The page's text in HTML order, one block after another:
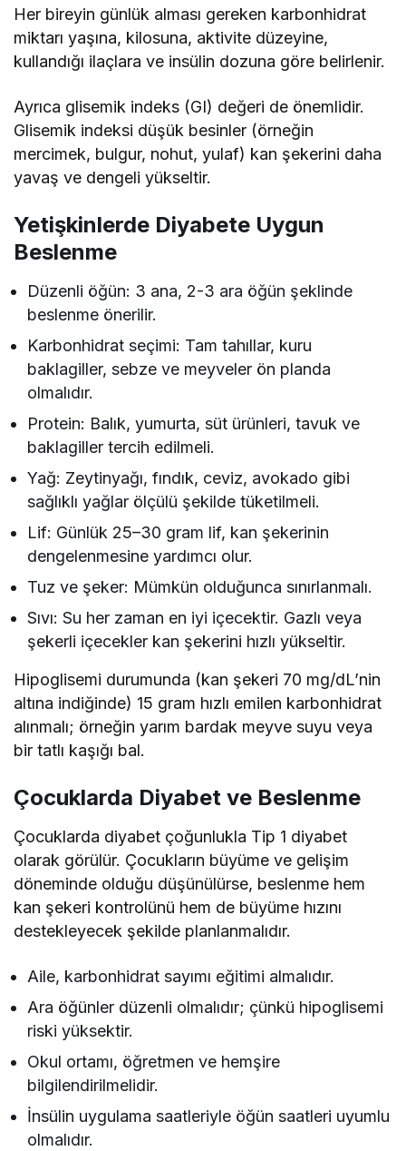
Her bireyin günlük alması gereken karbonhidrat
miktarı yaşına, kilosuna, aktivite düzeyine,
kullandığı ilaçlara ve insülin dozuna göre belirlenir.
Ayrıca glisemik indeks (GI) değeri de önemlidir.
Glisemik indeksi düşük besinler (örneğin
mercimek, bulgur, nohut, yulaf) kan şekerini daha
yavaş ve dengeli yükseltir.
Yetişkinlerde Diyabete Uygun
Beslenme
Düzenli öğün: 3 ana, 2-3 ara öğün şeklinde
beslenme önerilir.
Karbonhidrat seçimi: Tam tahıllar, kuru
baklagiller, sebze ve meyveler ön planda
olmalıdır.
Protein: Balık, yumurta, süt ürünleri, tavuk ve
baklagiller tercih edilmeli.
Yağ: Zeytinyağı, fındık, ceviz, avokado gibi
sağlıklı yağlar ölçülü şekilde tüketilmeli.
Lif: Günlük 25–30 gram lif, kan şekerinin
dengelenmesine yardımcı olur.
Tuz ve şeker: Mümkün olduğunca sınırlanmalı.
Sıvı: Su her zaman en iyi içecektir. Gazlı veya
şekerli içecekler kan şekerini hızlı yükseltir.
Hipoglisemi durumunda (kan şekeri 70 mg/dL’nin
altına indiğinde) 15 gram hızlı emilen karbonhidrat
alınmalı; örneğin yarım bardak meyve suyu veya
bir tatlı kaşığı bal.
Çocuklarda Diyabet ve Beslenme
Çocuklarda diyabet çoğunlukla Tip 1 diyabet
olarak görülür. Çocukların büyüme ve gelişim
döneminde olduğu düşünülürse, beslenme hem
kan şekeri kontrolünü hem de büyüme hızını
destekleyecek şekilde planlanmalıdır.
Aile, karbonhidrat sayımı eğitimi almalıdır.
Ara öğünler düzenli olmalıdır; çünkü hipoglisemi
riski yüksektir.
Okul ortamı, öğretmen ve hemşire
bilgilendirilmelidir.
İnsülin uygulama saatleriyle öğün saatleri uyumlu
olmalıdır.